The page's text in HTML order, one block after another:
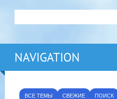
NAVIGATION
ВСЕ ТЕМЫ СВЕЖИЕ ПОИСК